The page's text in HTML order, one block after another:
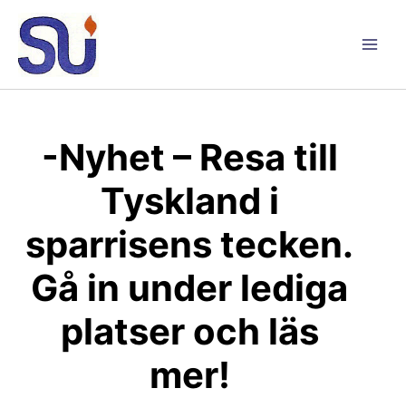
innehåll
-Nyhet – Resa till
Tyskland i
sparrisens tecken.
Gå in under lediga
platser och läs
mer!